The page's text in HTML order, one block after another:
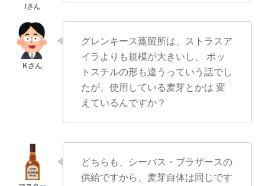
グレンキース蒸留所は、ストラスア
イラよりも規模が大きいし、 ポッ
トスチルの形も違うっていう話でし
たが、使用している麦芽とかは 変
えているんですか？
どちらも、シーバス・ブラザースの
供給ですから、麦芽自体は同じです